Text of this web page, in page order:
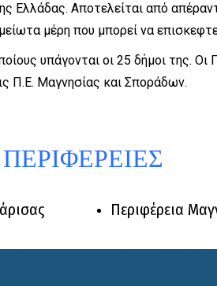
Ελλάδας. Αποτελείται από
μέρη που μπορεί να
υπάγονται οι 25 δήμοι της.
Π.Ε. Μαγνησίας και Σποράδων.
ΠΕΡΙΦΕΡΕΙΕΣ
Περιφέρεια